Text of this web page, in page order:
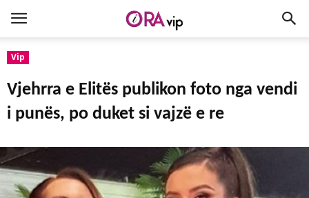
Vip
Vjehrra e Elitës publikon foto nga vendi
i punës, po duket si vajzë e re